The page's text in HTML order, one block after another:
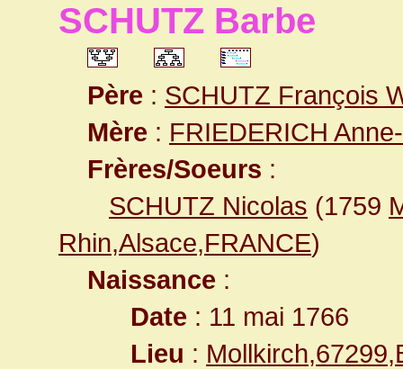
SCHUTZ Barbe
Père : SCHUTZ François
Mère : FRIEDERICH
Frères/Soeurs :
SCHUTZ Nicolas (1759
Rhin,Alsace,FRANCE)
Naissance :
Date : 11 mai 1766
Lieu :